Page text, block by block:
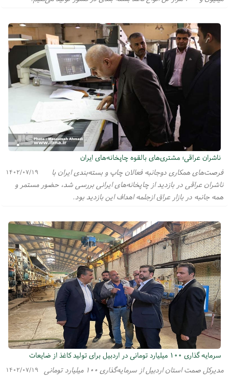
ناشران عراقی؛ مشتری‌های بالقوه چاپخانه‌های ایران
۱۴۰۲/۰۷/۱۹
فرصت‌های همکاری دوجانبه فعالان چاپ و بسته‌بندی ایران با
ناشران عراقی در بازدید از چاپخانه‌های ایرانی بررسی شد، حضور مستمر‌ و
همه جانبه در بازار عراق ازجلمه اهداف این بازدید بود.
سرمایه گذاری ۱۰۰ میلیارد تومانی در اردبیل برای تولید کاغذ از ضایعات
۱۴۰۲/۰۷/۱۹
مدیرکل صمت استان اردبیل از سرمایه‌گذاری ۱۰۰ میلیارد تومانی